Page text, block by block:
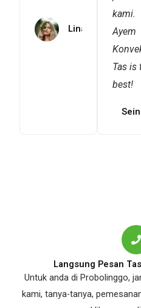
Linawati
kami.
Ayem
Tas is
best!
Langsung Pesan
Untuk anda di Probolinggo,
kami, tanya-tanya,